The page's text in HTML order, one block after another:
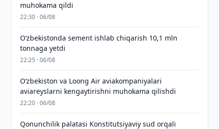
muhokama qildi
22:30 · 06/08
O‘zbekistonda sement ishlab chiqarish 10,1 mln
tonnaga yetdi
22:25 · 06/08
Oʻzbekiston va Loong Air aviakompaniyalari
aviareyslarni kengaytirishni muhokama qilishdi
22:20 · 06/08
Qonunchilik palatasi Konstitutsiyaviy sud orqali